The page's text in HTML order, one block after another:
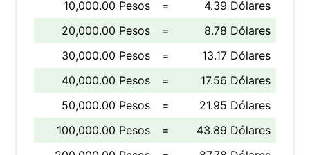
10,000.00 Pesos
=
4.39 Dólares
20,000.00 Pesos
=
8.78 Dólares
30,000.00 Pesos
=
13.17 Dólares
40,000.00 Pesos
=
17.56 Dólares
50,000.00 Pesos
=
21.95 Dólares
100,000.00 Pesos
=
43.89 Dólares